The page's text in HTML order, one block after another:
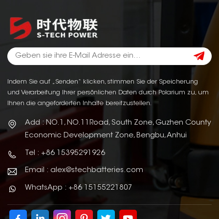
Indem Sie auf „Senden“ klicken, stimmen Sie der Speicherung
und Verarbeitung Ihrer persönlichen Daten durch Polarium zu, um
Ihnen die angeforderten Inhalte bereitzustellen.
Add : NO.1, NO.11Road, South Zone, Guzhen County
Economic Development Zone, Bengbu, Anhui
Tel : +86 15395291926
Email : alex@stechbatteries.com
WhatsApp : +86 15155221807